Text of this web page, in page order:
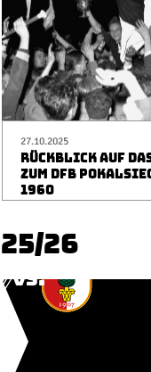
27.10.2025
RÜCKBLICK AUF
ZUM DFB
1960
26